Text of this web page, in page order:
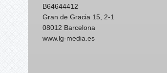
B64644412
Gran de Gracia 15, 2-1
08012 Barcelona
www.lg-media.es